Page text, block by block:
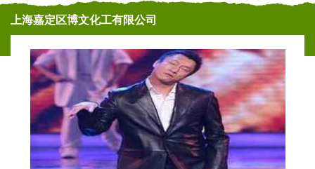
上海嘉定区博文化工有限公司